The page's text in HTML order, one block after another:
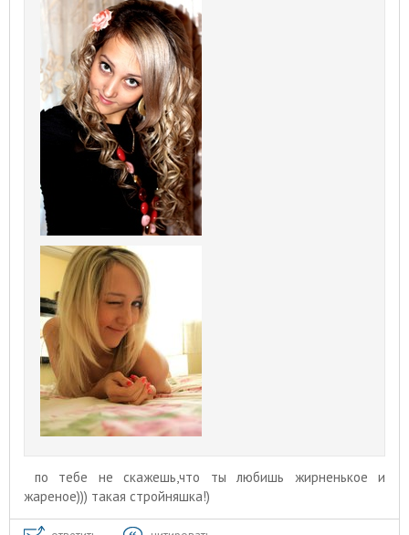
по тебе не скажешь,что ты любишь жирненькое и
жареное))) такая стройняшка!)